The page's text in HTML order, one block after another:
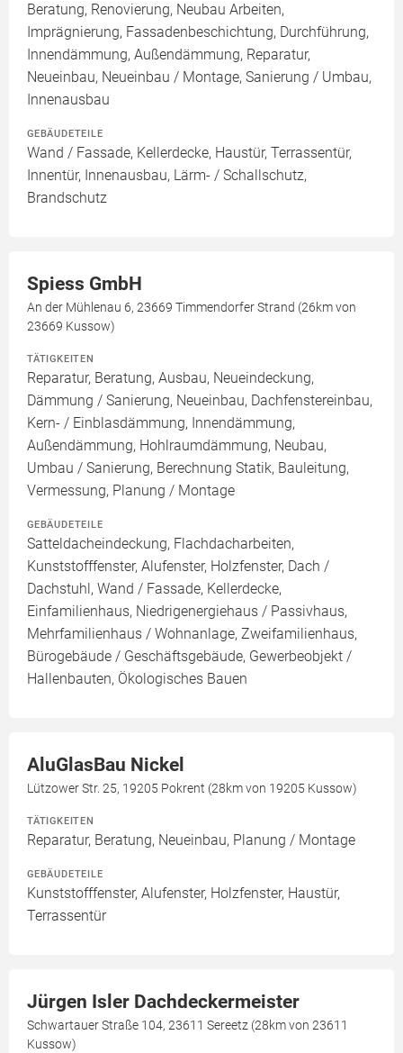
Beratung, Renovierung, Neubau Arbeiten,
Imprägnierung, Fassadenbeschichtung, Durchführung,
Innendämmung, Außendämmung, Reparatur,
Neueinbau, Neueinbau / Montage, Sanierung / Umbau,
Innenausbau
GEBÄUDETEILE
Wand / Fassade, Kellerdecke, Haustür, Terrassentür,
Innentür, Innenausbau, Lärm- / Schallschutz,
Brandschutz
Spiess GmbH
An der Mühlenau 6, 23669 Timmendorfer Strand (26km von
23669 Kussow)
TÄTIGKEITEN
Reparatur, Beratung, Ausbau, Neueindeckung,
Dämmung / Sanierung, Neueinbau, Dachfenstereinbau,
Kern- / Einblasdämmung, Innendämmung,
Außendämmung, Hohlraumdämmung, Neubau,
Umbau / Sanierung, Berechnung Statik, Bauleitung,
Vermessung, Planung / Montage
GEBÄUDETEILE
Satteldacheindeckung, Flachdacharbeiten,
Kunststofffenster, Alufenster, Holzfenster, Dach /
Dachstuhl, Wand / Fassade, Kellerdecke,
Einfamilienhaus, Niedrigenergiehaus / Passivhaus,
Mehrfamilienhaus / Wohnanlage, Zweifamilienhaus,
Bürogebäude / Geschäftsgebäude, Gewerbeobjekt /
Hallenbauten, Ökologisches Bauen
AluGlasBau Nickel
Lützower Str. 25, 19205 Pokrent (28km von 19205 Kussow)
TÄTIGKEITEN
Reparatur, Beratung, Neueinbau, Planung / Montage
GEBÄUDETEILE
Kunststofffenster, Alufenster, Holzfenster, Haustür,
Terrassentür
Jürgen Isler Dachdeckermeister
Schwartauer Straße 104, 23611 Sereetz (28km von 23611
Kussow)